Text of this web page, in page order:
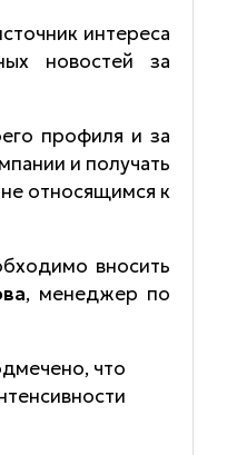
интереса
новостей за
профиля и за
и получать
относящимся к
вносить
, менеджер по
что